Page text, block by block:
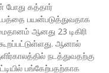
போது கத்தார்
பயன்படுத்துவதாக
ஆனது 23 டிகிரி
ஆனால்
நடத்துவதற்கு
பங்கேற்பதற்காக